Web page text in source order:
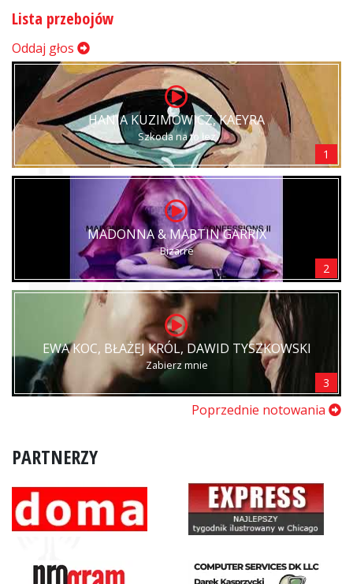
Lista przebojów
Oddaj głos
HANIA KUZIMOWICZ, KAEYRA
Szkoda na to łez
1
MADONNA & MARTIN GARRIX
Bizarre
2
EWA KOC, BŁAŻEJ KRÓL, DAWID TYSZKOWSKI
Zabierz mnie
3
Poprzednie notowania
PARTNERZY